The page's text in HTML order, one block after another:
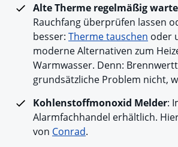
Alte Therme regelmäßig
Rauchfang überprüfen lassen
besser: Therme tauschen oder
moderne Alternativen zum
Warmwasser. Denn:
grundsätzliche Problem nicht,
Kohlenstoffmonoxid Melder:
Alarmfachhandel erhältlich.
von Conrad.